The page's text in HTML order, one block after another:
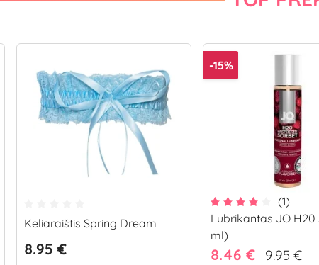
Keliaraištis Spring Dream
8.95 €
-15%
(1)
Lubrikantas JO H20
ml)
8.46 € 9.95 €